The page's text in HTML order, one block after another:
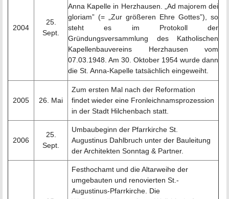
2004
25.
Sept.
Anna Kapelle in Herzhausen. „Ad majorem dei
gloriam” (= „Zur größeren Ehre Gottes”), so
steht es im Protokoll der
Gründungsversammlung des Katholischen
Kapellenbauvereins Herzhausen vom
07.03.1948. Am 30. Oktober 1954 wurde dann
die St. Anna-Kapelle tatsächlich eingeweiht.
2005 26. Mai
Zum ersten Mal nach der Reformation
findet wieder eine Fronleichnamsprozession
in der Stadt Hilchenbach statt.
2006
25.
Sept.
Umbaubeginn der Pfarrkirche St.
Augustinus Dahlbruch unter der Bauleitung
der Architekten Sonntag & Partner.
Festhochamt und die Altarweihe der
umgebauten und renovierten St.-
Augustinus-Pfarrkirche. Die